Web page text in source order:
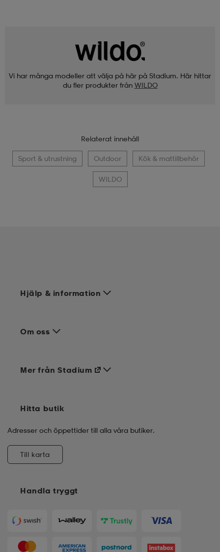
Vi har många modeller att välja på här på Stadium. Här hittar
du fler produkter från WILDO
Relaterat innehåll
Sport & utrustning Outdoor Kök & mattillbehör
WILDO
Hjälp & information
Om oss
Handla tryggt
Mer från Stadium
Hitta butik
Adresser och öppettider till alla våra butiker.
Till karta